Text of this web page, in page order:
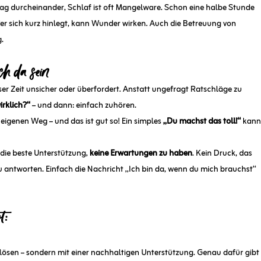
durcheinander, Schlaf ist oft Mangelware. Schon eine halbe Stunde
sich kurz hinlegt, kann Wunder wirken. Auch die Betreuung von
da sein
Zeit unsicher oder überfordert. Anstatt ungefragt Ratschläge zu
– und dann: einfach zuhören.
Weg – und das ist gut so! Ein simples „Du machst das toll!“ kann
beste Unterstützung, keine Erwartungen zu haben. Kein Druck, das
Einfach die Nachricht „Ich bin da, wenn du mich brauchst“
– sondern mit einer nachhaltigen Unterstützung. Genau dafür gibt